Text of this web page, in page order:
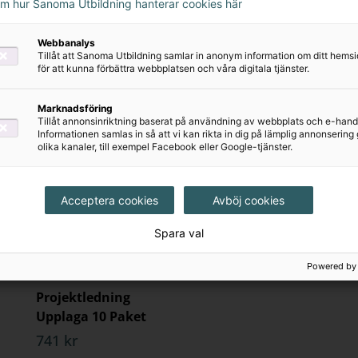
och studiefrågor som kan användas som stöd i
på tillämpad projektmetodik och ledarskap som
och tester för projekt- och
stöds av modern forskning inom pedagogik och
på föreläsningar och läsa och jobba i böcker är
kanske tar längre tid men chansen att kunskapen
med:
Projektledning
är en komplett serie som ger kunskap och
material
Kommande
Projektledning
Upplaga 10 Paket
741 kr
hur Sanoma Utbildning hanterar cookies här
Webbanalys
Tillåt att Sanoma Utbildning samlar in anonym information om ditt
för att kunna förbättra webbplatsen och våra digitala tjänster.
Marknadsföring
Tillåt annonsinriktning baserat på användning av webbplats och e-
Informationen samlas in så att vi kan rikta in dig på lämplig annonsering
olika kanaler, till exempel Facebook eller Google-tjänster.
Acceptera cookies Avböj cookies
Spara val
Powered by